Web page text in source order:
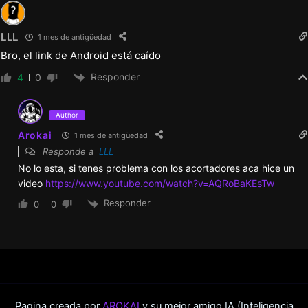
Una guía actualizada, incluyendo escenas
que quizás te hayas perdido.
¿Quieres ir directamente a lo mejor?
LLL 1 mes de antigüedad
Bro, el link de Android está caído
4 0 Responder
Author
Arokai 1 mes de antigüedad
Responde a LLL
No lo esta, si tenes problema con los acortadores aca hice un
video https://www.youtube.com/watch?v=AQRoBaKEsTw
0 0 Responder